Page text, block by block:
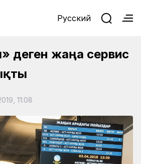
Русский
деген жаңа сервис
11:08